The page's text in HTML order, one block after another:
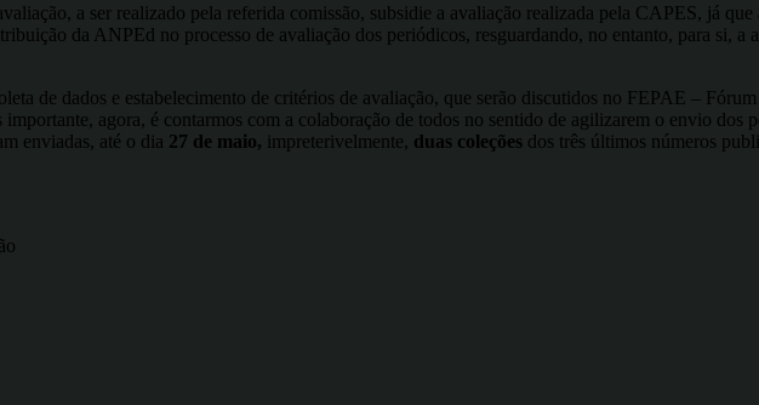
a ser realizado pela referida comissão, subsidie a avaliação realizada pela CAPES, já
da ANPEd no processo de avaliação dos periódicos, resguardando, no entanto, para si, a
de dados e estabelecimento de critérios de avaliação, que serão discutidos no FEPAE –
agora, é contarmos com a colaboração de todos no sentido de agilizarem o envio dos
enviadas, até o dia 27 de maio, impreterivelmente, duas coleções dos três últimos números